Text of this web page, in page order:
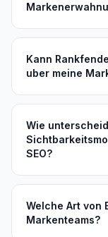
Kann
uber meine
Wie
SEO?
Welche Art von
Markenteams?